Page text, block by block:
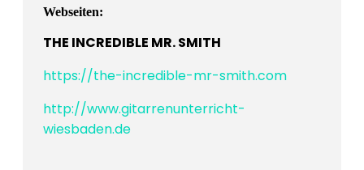
Webseiten:
THE INCREDIBLE MR. SMITH
https://the-incredible-mr-smith.com
http://www.gitarrenunterricht-
wiesbaden.de